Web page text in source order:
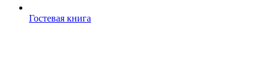
Гостевая книга